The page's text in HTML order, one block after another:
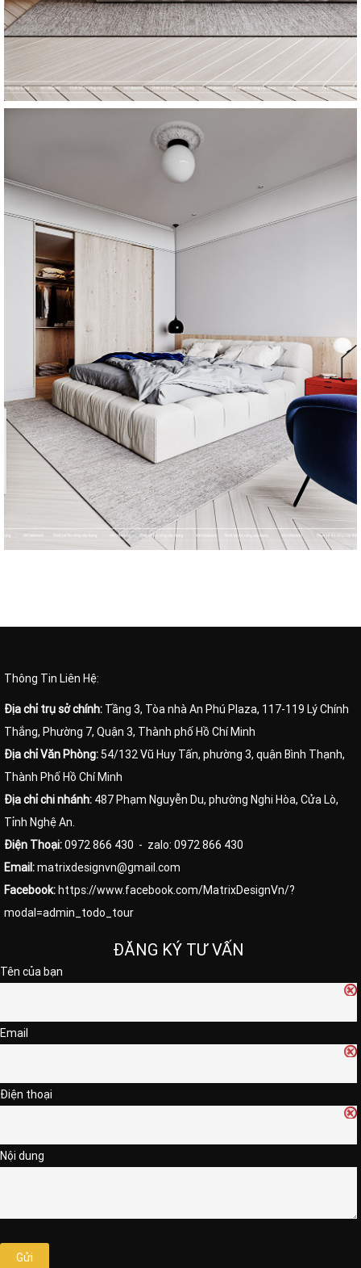
Thông Tin Liên Hệ:
Địa chỉ trụ sở chính: Tầng 3, Tòa nhà An Phú Plaza, 117-119 Lý Chính
Thắng, Phường 7, Quận 3, Thành phố Hồ Chí Minh
Địa chỉ Văn Phòng: 54/132 Vũ Huy Tấn, phường 3, quận Bình Thạnh,
Thành Phố Hồ Chí Minh
Địa chỉ chi nhánh: 487 Phạm Nguyễn Du, phường Nghi Hòa, Cửa Lò,
Tỉnh Nghệ An.
Điện Thoại:0972 866 430 - zalo: 0972 866 430
Email:matrixdesignvn@gmail.com
Facebook: https://www.facebook.com/MatrixDesignVn/?
modal=admin_todo_tour
ĐĂNG KÝ TƯ VẤN
Tên của bạn
Email
Điện thoại
Nội dung